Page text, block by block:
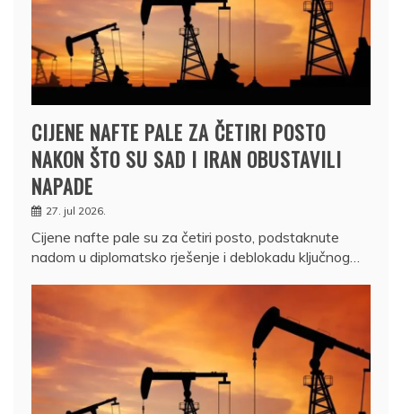
CIJENE NAFTE PALE ZA ČETIRI POSTO
NAKON ŠTO SU SAD I IRAN OBUSTAVILI
NAPADE
27. jul 2026.
Cijene nafte pale su za četiri posto, podstaknute
nadom u diplomatsko rješenje i deblokadu ključnog…